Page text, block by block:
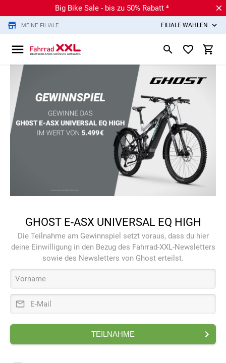
Big Bike Sale - bis zu 50% Rabatt ⁴
MEINE FILIALE FILIALE WÄHLEN
GHOST E-ASX UNIVERSAL EQ HIGH
Die Teilnahme am Gewinnspiel setzt voraus, dass du hier
deine Einwilligung in den Bezug des Fahrrad-XXL-Newsletters
sowie des Newsletters von Ghost erteilst.
Vorname
E-Mail
TEILNAHME